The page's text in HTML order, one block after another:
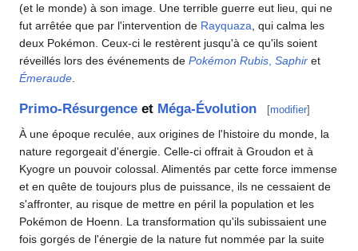
(et le monde) à son image. Une terrible guerre eut lieu, qui ne
fut arrêtée que par l'intervention de Rayquaza , qui calma les
deux Pokémon. Ceux-ci le restèrent jusqu'à ce qu'ils soient
réveillés lors des événements de Pokémon Rubis Saphir et
Émeraude
Primo-Résurgence et Méga-Évolution [modifier]
À une époque reculée, aux origines de l'histoire du monde, la
nature regorgeait d'énergie. Celle-ci offrait à Groudon et à
Kyogre un pouvoir colossal. Alimentés par cette force immense
et en quête de toujours plus de puissance, ils ne cessaient de
s'affronter, au risque de mettre en péril la population et les
Pokémon de Hoenn. La transformation qu'ils subissaient une
fois gorgés de l'énergie de la nature fut nommée par la suite